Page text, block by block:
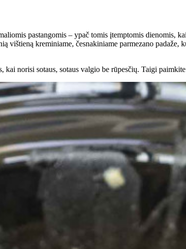
pastangomis – ypač tomis įtemptomis dienomis,
vištieną kreminiame, česnakiniame parmezano
norisi sotaus, sotaus valgio be rūpesčių. Taigi